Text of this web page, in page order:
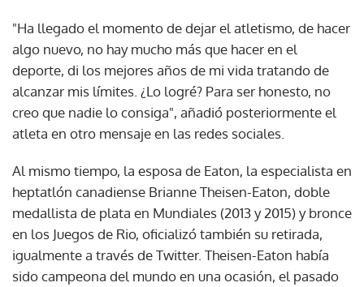
"Ha llegado el momento de dejar el atletismo, de hacer
algo nuevo, no hay mucho más que hacer en el
deporte, di los mejores años de mi vida tratando de
alcanzar mis límites. ¿Lo logré? Para ser honesto, no
creo que nadie lo consiga", añadió posteriormente el
atleta en otro mensaje en las redes sociales.
Al mismo tiempo, la esposa de Eaton, la especialista en
heptatlón canadiense Brianne Theisen-Eaton, doble
medallista de plata en Mundiales (2013 y 2015) y bronce
en los Juegos de Rio, oficializó también su retirada,
igualmente a través de Twitter. Theisen-Eaton había
sido campeona del mundo en una ocasión, el pasado